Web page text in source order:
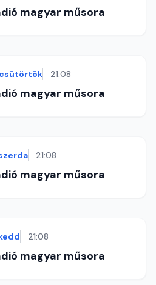
magyar műsora
csütörtök 21:08
magyar műsora
21:08
magyar műsora
21:08
magyar műsora